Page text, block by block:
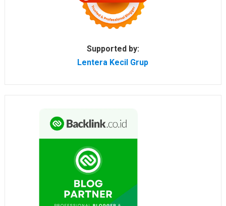
Supported by:
Lentera Kecil Grup